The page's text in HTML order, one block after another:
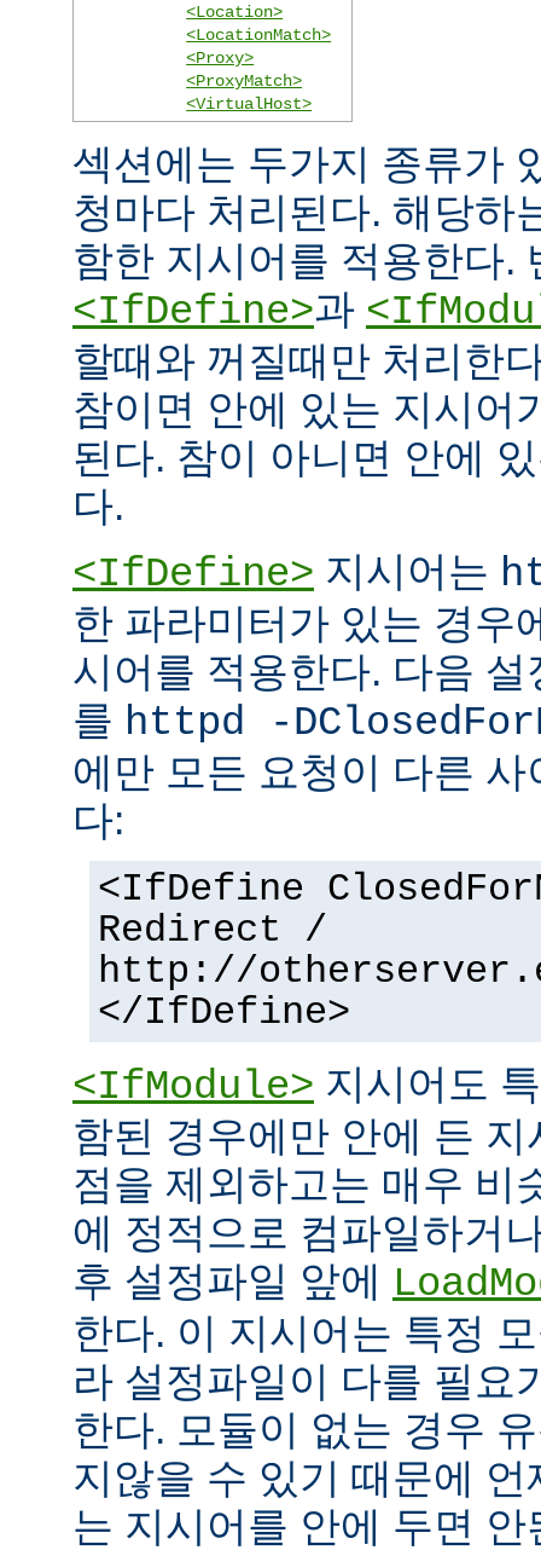
<Location>
<LocationMatch>
<Proxy>
<ProxyMatch>
<VirtualHost>
섹션에는 두가지 종류가
청마다 처리된다. 해당하
함한 지시어를 적용한다.
<IfDefine>과
할때와 꺼질때만 처리한
참이면 안에 있는 지시어
된다. 참이 아니면 안에
다.
<IfDefine> 지시어는
한 파라미터가 있는 경우
시어를 적용한다. 다음
를 httpd -
에만 모든 요청이 다른
다:
<IfDefine
Redirect /
http://
</IfDefine>
<IfModule> 지시어도
함된 경우에만 안에 든
점을 제외하고는 매우 비
에 정적으로 컴파일하거
후 설정파일 앞에
한다. 이 지시어는 특정
라 설정파일이 다를 필요
한다. 모듈이 없는 경우
지않을 수 있기 때문에
는 지시어를 안에 두면 안